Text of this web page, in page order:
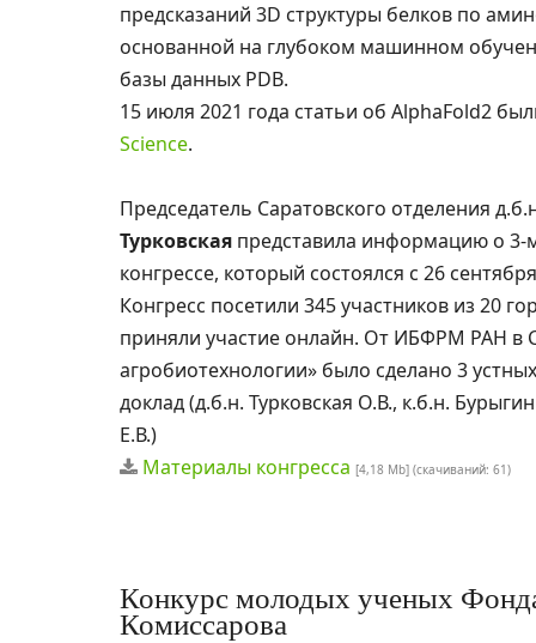
предсказаний 3D структуры белков по
основанной на глубоком машинном
базы данных PDB.
15 июля 2021 года статьи об AlphaFold2
Science.
Председатель Саратовского отделения
Турковская представила информацию о
конгрессе, который состоялся с 26
Конгресс посетили 345 участников из 20
приняли участие онлайн. От ИБФРМ РАН в
агробиотехнологии» было сделано 3
доклад (д.б.н. Турковская О.В., к.б.н.
Е.В.)
Материалы конгресса [4,18 Mb] (cкачиваний: 61)
Конкурс молодых ученых
Комиссарова